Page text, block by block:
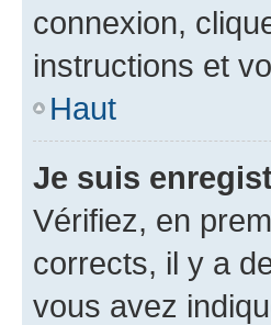
connexion,
instructions et
Haut
Je suis
Vérifiez, en
corrects, il y a
vous avez